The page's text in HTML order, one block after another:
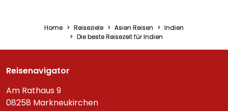
Home Reiseziele Asien Reisen
Indien
Die beste Reisezeit für Indien
Reisenavigator
Am Rathaus 9
08258 Markneukirchen